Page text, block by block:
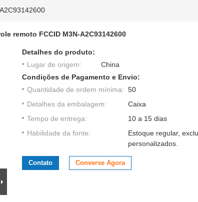
remoto FCCID M3N-A2C93142600
Detalhes do produto:
Lugar de origem:
China
Condições de Pagamento e Envio:
Quantidade de ordem mínima: 50
Detalhes da embalagem:
Caixa
Tempo de entrega:
10 a 15 dias
Habilidade da fonte:
Estoque regular,
personalizados.
Contato Converse Agora